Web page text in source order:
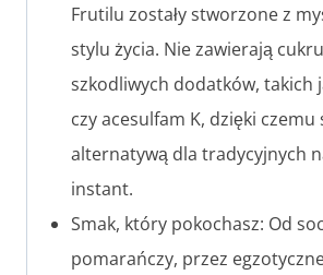
Frutilu zostały stworzone z
stylu życia. Nie zawierają
szkodliwych dodatków, takich
czy acesulfam K, dzięki czemu
alternatywą dla tradycyjnych
instant.
Smak, który pokochasz: Od
pomarańczy, przez